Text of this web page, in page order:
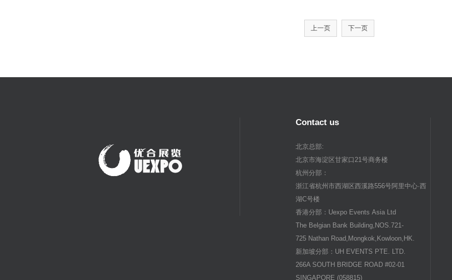
上一页 下一页
Contact us
北京总部:
北京市海淀区甘家口21号商务楼
杭州分部：
浙江省杭州市西湖区西溪路556号阿里中心·西
湖C号楼
香港分部：Uexpo Events Asia Ltd
The Belgian Bank Building,NOS.721-
725 Nathan Road,Mongkok,Kowloon,HK.
新加坡分部：UH EVENTS PTE. LTD.
266A SOUTH BRIDGE ROAD #02-01
SINGAPORE (058815)